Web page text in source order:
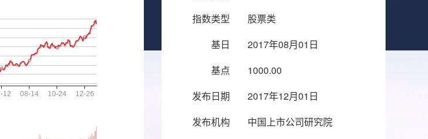
指数类型
股票类
基日
2017年08月01日
基点
1000.00
发布日期
2017年12月01日
发布机构
中国上市公司研究院